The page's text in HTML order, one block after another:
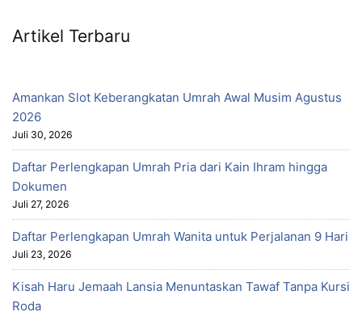
Artikel Terbaru
Amankan Slot Keberangkatan Umrah Awal Musim Agustus
2026
Juli 30, 2026
Daftar Perlengkapan Umrah Pria dari Kain Ihram hingga
Dokumen
Juli 27, 2026
Daftar Perlengkapan Umrah Wanita untuk Perjalanan 9 Hari
Juli 23, 2026
Kisah Haru Jemaah Lansia Menuntaskan Tawaf Tanpa Kursi
Roda